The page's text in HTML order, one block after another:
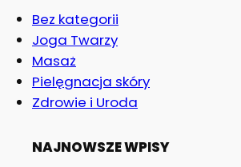
Bez kategorii
Joga Twarzy
Masaż
Pielęgnacja skóry
Zdrowie i Uroda
NAJNOWSZE WPISY